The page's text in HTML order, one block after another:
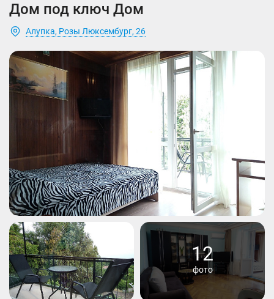
Дом под ключ Дом
Алупка, Розы Люксембург, 26
12
фото